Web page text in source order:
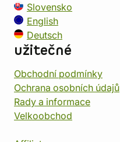
Slovensko
English
Deutsch
užitečné
Obchodní podmínky
Ochrana osobních údajů
Rady a informace
Velkoobchod